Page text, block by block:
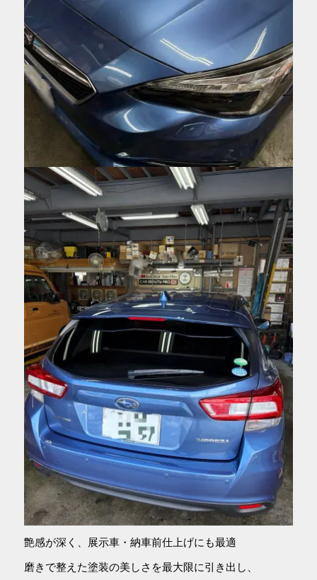
艶感が深く、展示車・納車前仕上げにも最適
磨きで整えた塗装の美しさを最大限に引き出し、